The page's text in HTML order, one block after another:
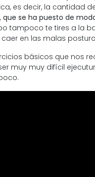
es decir, la cantidad
se ha puesto de
tampoco te tires a la
en las malas
básicos que nos
muy muy difícil